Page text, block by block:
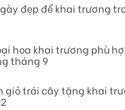
đẹp để khai trương
hoa khai trương phù
tháng 9
giỏ trái cây tặng khai